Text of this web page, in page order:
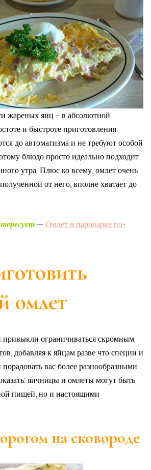
жареных яиц – в абсолютной
и быстроте приготовления.
до автоматизма и не требуют особой
блюдо просто идеально подходит
утра. Плюс ко всему, омлет очень
от него, вполне хватает до
— Омлет в пароварке по-
омлет
ограничиваться скромным
добавляя к яйцам разве что специи и
вас более разнообразными
яичницы и омлеты могут быть
пищей, но и настоящими
на сковороде